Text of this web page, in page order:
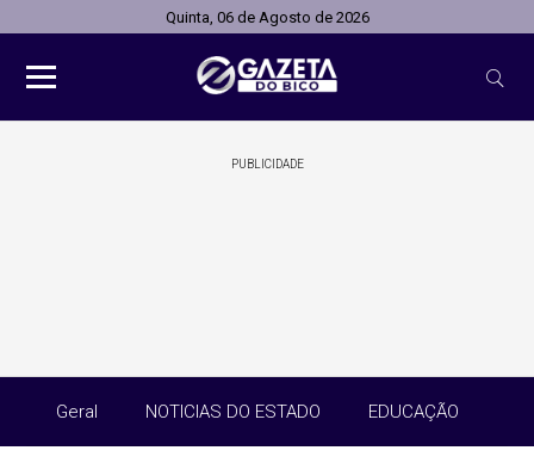
Quinta, 06 de Agosto de 2026
PUBLICIDADE
Geral NOTICIAS DO ESTADO EDUCAÇÃO